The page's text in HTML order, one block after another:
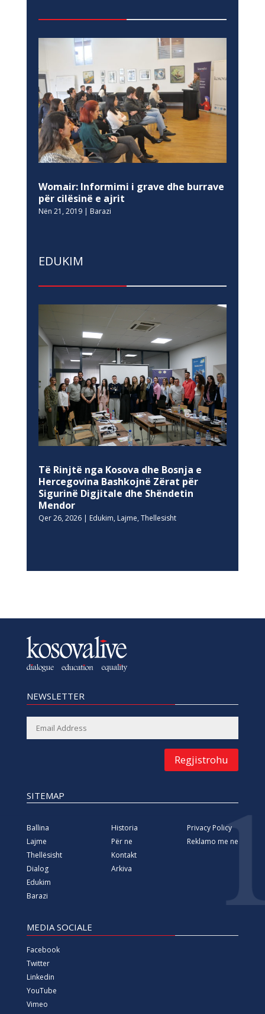
Womair: Informimi i grave dhe burrave
për cilësinë e ajrit
Nën 21, 2019| Barazi
EDUKIM
Të Rinjtë nga Kosova dhe Bosnja e
Hercegovina Bashkojnë Zërat për
Sigurinë Digjitale dhe Shëndetin
Mendor
Qer 26, 2026| Edukim, Lajme, Thellesisht
NEWSLETTER
Regjistrohu
SITEMAP
Ballina
Lajme
Thellësisht
Dialog
Edukim
Barazi
Historia
Për ne
Kontakt
Arkiva
Privacy Policy
Reklamo me ne
MEDIA SOCIALE
Facebook
Twitter
Linkedin
YouTube
Vimeo